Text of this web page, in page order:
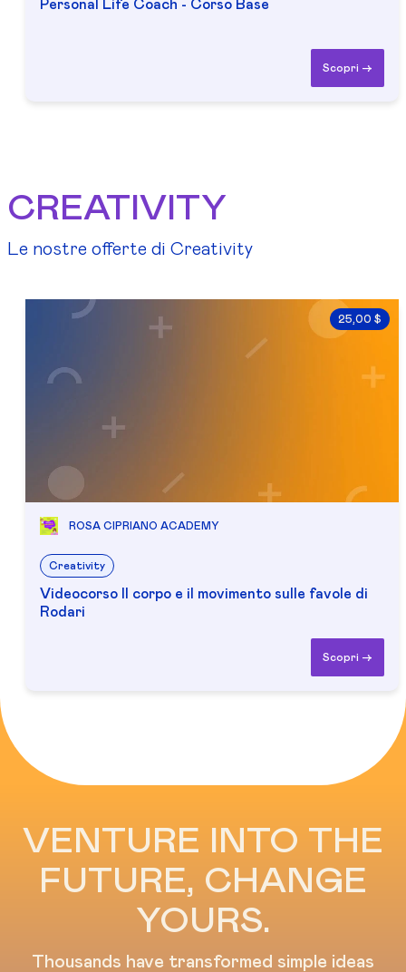
Personal Life Coach - Corso Base
Scopri ->
CREATIVITY
Le nostre offerte di Creativity
25,00 $
ROSA CIPRIANO ACADEMY
Creativity
Videocorso Il corpo e il movimento sulle favole di
Rodari
Scopri ->
VENTURE INTO THE
FUTURE, CHANGE
YOURS.
Thousands have transformed simple ideas